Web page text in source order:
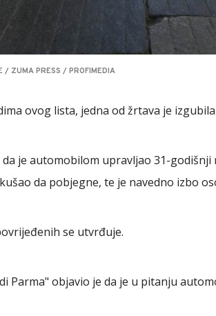
/ ZUMA PRESS / PROFIMEDIA
ovog lista, jedna od žrtava je
da je automobilom upravljao 31-
da pobjegne, te je navedno izbo
se utvrđuje.
Parma" objavio je da je u pitanju